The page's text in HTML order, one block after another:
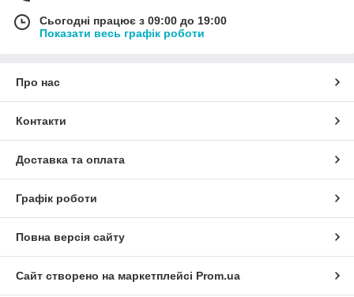
Сьогодні працює з 09:00 до 19:00
Показати весь графік роботи
Про нас
Контакти
Доставка та оплата
Графік роботи
Повна версія сайту
Сайт створено на маркетплейсі Prom.ua